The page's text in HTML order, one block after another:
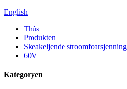
English
Thús
Produkten
Skeakeljende stroomfoarsjenning
60V
Kategoryen